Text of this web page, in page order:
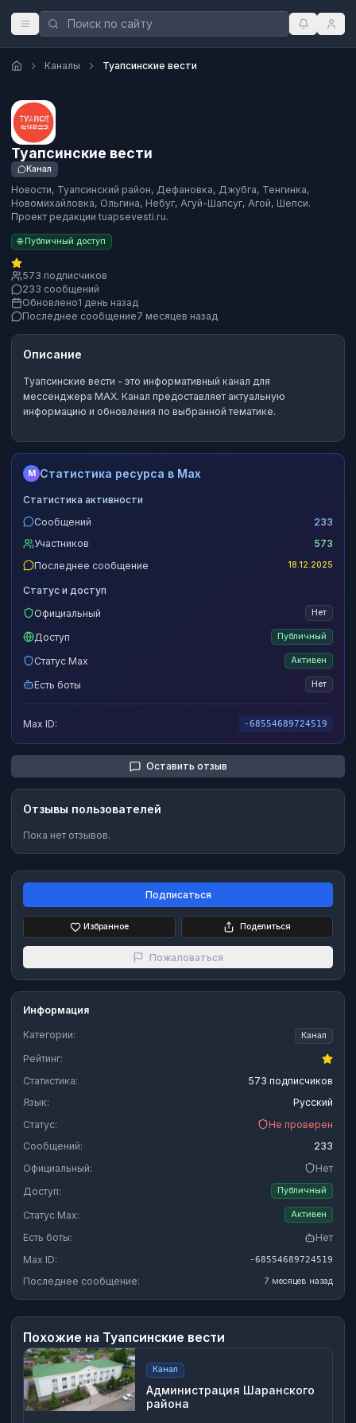
Каналы Туапсинские вести
Туапсинские вести
Канал
Новости, Туапсинский район, Дефановка, Джубга, Тенгинка,
Новомихайловка, Ольгина, Небуг, Агуй-Шапсуг, Агой, Шепси.
Проект редакции tuapsevesti.ru.
🌐 Публичный доступ
573 подписчиков
233 сообщений
Обновлено1 день назад
Последнее сообщение7 месяцев назад
Описание
Туапсинские вести - это информативный канал для
мессенджера MAX. Канал предоставляет актуальную
информацию и обновления по выбранной тематике.
M Статистика ресурса в Max
Статистика активности
Сообщений
233
Участников
573
Последнее сообщение
18.12.2025
Статус и доступ
Официальный
Нет
Доступ Публичный
Статус Max Активен
Есть боты Нет
Max ID: -68554689724519
Оставить отзыв
Отзывы пользователей
Пока нет отзывов.
Подписаться
Избранное Поделиться
Пожаловаться
Информация
Категории: Канал
Рейтинг:
Статистика:
573 подписчиков
Язык:
Русский
Статус:
Не проверен
Сообщений:
233
Официальный:
Нет
Доступ:
Публичный
Статус Max: Активен
Есть боты:
Нет
Max ID:
-68554689724519
Последнее сообщение: 7 месяцев назад
Похожие на Туапсинские вести
Канал
Администрация Шаранского
района